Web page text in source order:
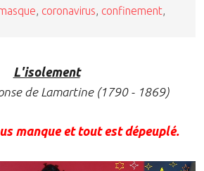
coronavirus confinement
L'isolement
de Lamartine (1790 - 1869)
manque et tout est dépeuplé.